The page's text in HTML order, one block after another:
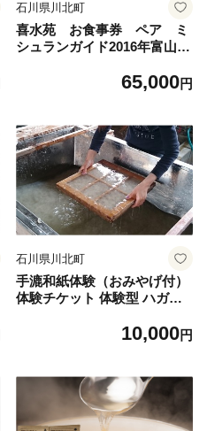
石川県川北町
喜水苑 お食事券 ペア ミ
シュランガイド2016年富山石
券 ペアチケット 個室 庭園 贅
会席料理 カニ会席 流しそう
めん 四季折々 創作料理
65,000円
石川県川北町
手漉和紙体験（おみやげ付）
体験チケット 体験型 ハガキ
伝統 観光 旅行 日帰りお出か
作
10,000円